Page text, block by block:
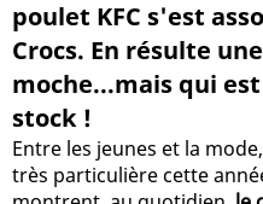
poulet KFC s'est
Crocs. En résulte
moche...mais qui
stock !
Entre les jeunes et la
très particulière cette